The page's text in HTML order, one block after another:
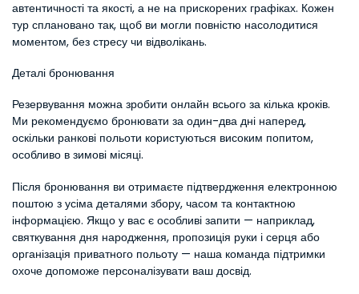
автентичності та якості, а не на прискорених графіках. Кожен
тур сплановано так, щоб ви могли повністю насолодитися
моментом, без стресу чи відволікань.
Деталі бронювання
Резервування можна зробити онлайн всього за кілька кроків.
Ми рекомендуємо бронювати за один-два дні наперед,
оскільки ранкові польоти користуються високим попитом,
особливо в зимові місяці.
Після бронювання ви отримаєте підтвердження електронною
поштою з усіма деталями збору, часом та контактною
інформацією. Якщо у вас є особливі запити — наприклад,
святкування дня народження, пропозиція руки і серця або
організація приватного польоту — наша команда підтримки
охоче допоможе персоналізувати ваш досвід.